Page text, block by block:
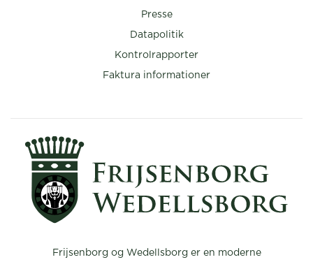
Frijsenborg og Wedellsborg er en moderne
Presse
Datapolitik
Kontrolrapporter
Faktura informationer